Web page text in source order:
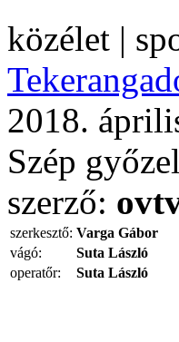
közélet |
2018.
Szép
szerző:
szerkesztő: Varga Gábor
vágó:
Suta László
operatőr:
Suta László